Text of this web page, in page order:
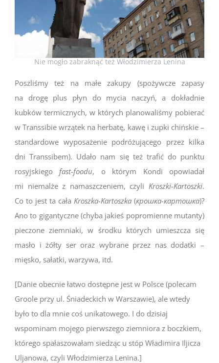
Nie mogło zabraknąć też Włodzimierza Lenina
Poszliśmy też na małe zakupy (spożywcze zapasy
na drogę plus płyn do mycia naczyń, a dokładnie
kubków termicznych, w których planowaliśmy pobierać
w Transsibie wrzątek na herbatę, kawę i zupki chińskie –
standardowe wyposażenie podróżującego przez kilka
dni Transsibem). Udało nam się też trafić do punktu
rosyjskiego fast-foodu, o którym Kondi opowiadał
mi niemalże z namaszczeniem, czyli Kroszki-Kartoszki.
Co to jest ta cała Kroszka-Kartoszka (крошка-картошка)?
Ano to gigantyczne (chyba jakieś popromienne mutanty)
pieczone ziemniaki, w środku których umieszcza się
masło i żółty ser oraz wybrane przez nas dodatki –
mięsko, sałatki, warzywa, itd.
[Danie obecnie łatwo dostępne jest w Polsce (polecam
Groole przy ul. Śniadeckich w Warszawie), ale wtedy
było to dla mnie coś unikatowego. I do dzisiaj
wspominam mojego pierwszego ziemniora z boczkiem,
którego spałaszowałam siedząc u stóp Władimira Iljicza
Uljanowa, czyli Włodzimierza Lenina.]